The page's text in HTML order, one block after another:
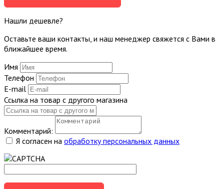
Нашли дешевле?
Оставьте ваши контакты, и наш менеджер свяжется с Вами в
ближайшее время.
Имя
Телефон
E-mail
Ссылка на товар с другого магазина
Комментарий:
Я согласен на обработку персональных данных